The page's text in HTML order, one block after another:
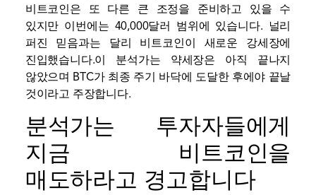
비트코인은 또 다른 큰 조정을 준비하고 있을 수
있지만 이번에는 40,000달러 범위에 있습니다. 널리
퍼진 믿음과는 달리 비트코인이 새로운 강세장에
진입했습니다.이 분석가는 약세장은 아직 끝나지
않았으며 BTC가 최종 주기 바닥에 도달한 후에야 끝날
것이라고 주장합니다.
분석가는 투자자들에게
지금 비트코인을
매도하라고 경고합니다